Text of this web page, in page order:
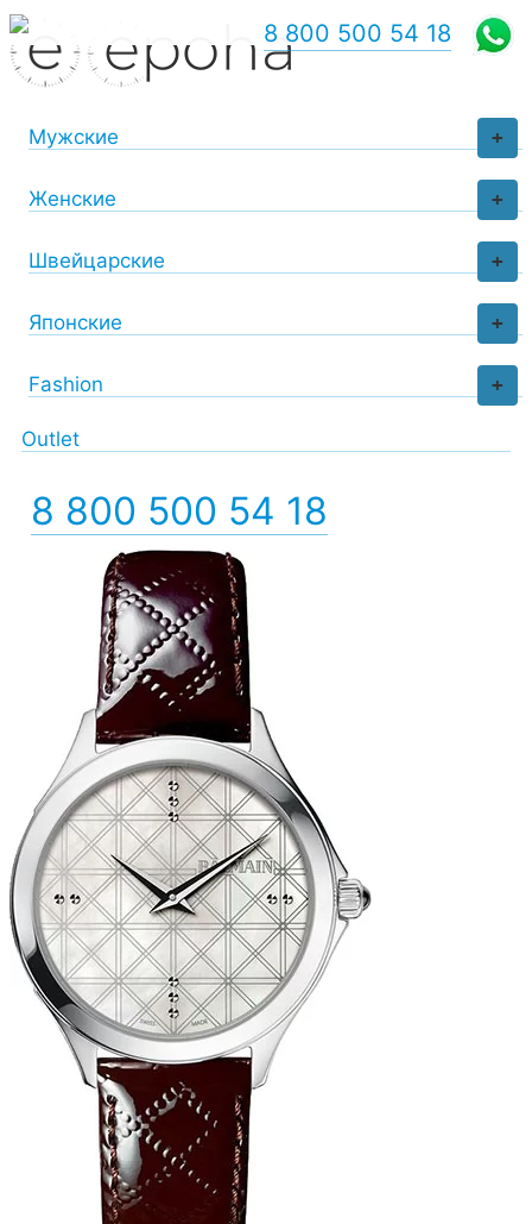
+
Мужские
+
Женские
+
Швейцарские
+
Японские
+
Fashion
Outlet
8 800 500 54 18
8 800 500 54 18